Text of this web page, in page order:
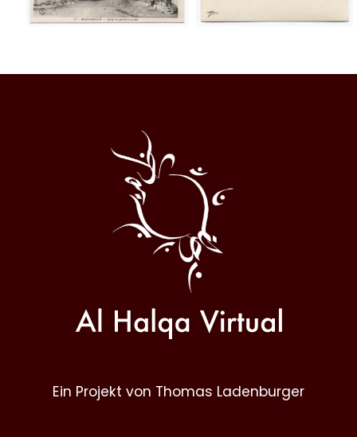
Halqa
Ein Projekt von Thomas Ladenburger